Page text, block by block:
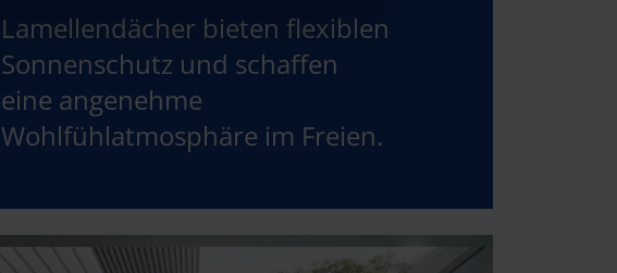
Lamellendächer bieten flexiblen
Sonnenschutz und schaffen
eine angenehme
Wohlfühlatmosphäre im Freien.